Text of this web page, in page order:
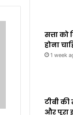
सत्ता को
होना
1 week
टीबी
और पूरा